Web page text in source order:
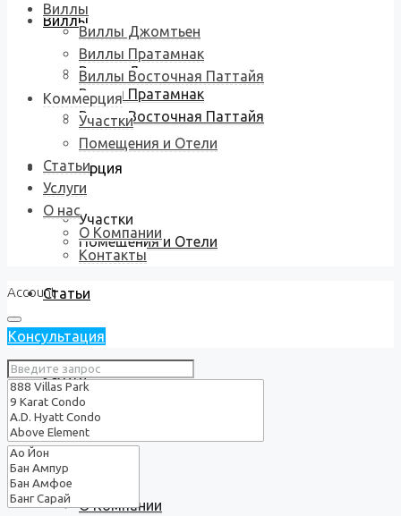
Виллы
Виллы Джомтьен
Виллы Пратамнак
Виллы Восточная Паттайя
Коммерция
Участки
Помещения и Отели
Статьи
Услуги
О нас
О Компании
Виллы
Виллы Джомтьен
Виллы Пратамнак
Виллы Восточная Паттайя
Коммерция
Участки
Помещения и Отели
Статьи
Услуги
О нас
О Компании
Контакты
Account
Консультация